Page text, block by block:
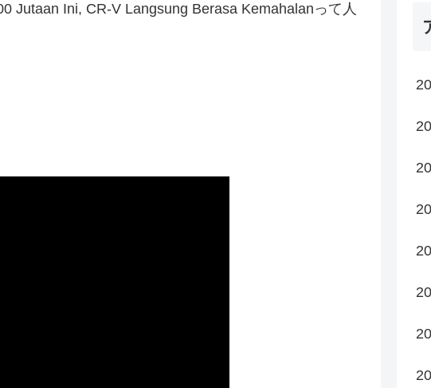
Jutaan Ini, CR-V Langsung Berasa Kemahalanって人